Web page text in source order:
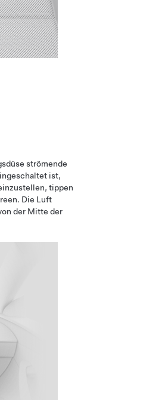
strömende
ist,
tippen
Die Luft
der Mitte der